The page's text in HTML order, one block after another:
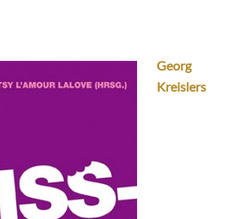
Georg
Kreislers